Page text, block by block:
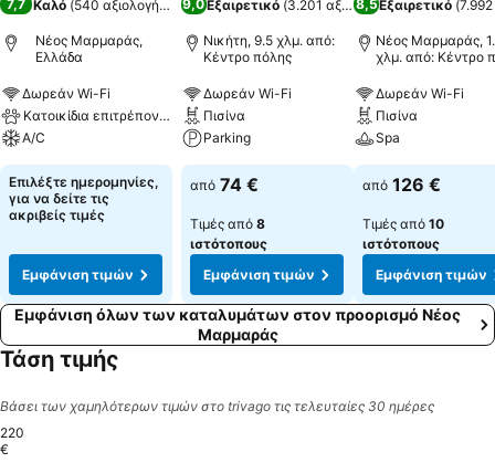
7,7 Καλό (540 αξιολογήσεις)
Νέος Μαρμαράς,
Ελλάδα
Δωρεάν Wi-Fi
Κατοικίδια επιτρέπονται
A/C
Επιλέξτε ημερομηνίες,
για να δείτε τις
ακριβείς τιμές
Εμφάνιση τιμών
9,0Εξαιρετικό (3.201 αξιολογήσεις)
Νικήτη, 9.5 χλμ. από:
Κέντρο πόλης
Δωρεάν Wi-Fi
Πισίνα
Parking
από 74 €
Τιμές από 8
ιστότοπους
Εμφάνιση τιμών
8,5Εξαιρετικό (7.992
Νέος Μαρμαράς,
χλμ. από: Κέντρο
Δωρεάν Wi-Fi
Πισίνα
Spa
από 126 €
Τιμές από 10
ιστότοπους
Εμφάνιση τιμών
Εμφάνιση όλων των καταλυμάτων στον προορισμό Νέος
Μαρμαράς
Τάση τιμής
Βάσει των χαμηλότερων τιμών στο trivago τις τελευταίες 30 ημέρες
220
€